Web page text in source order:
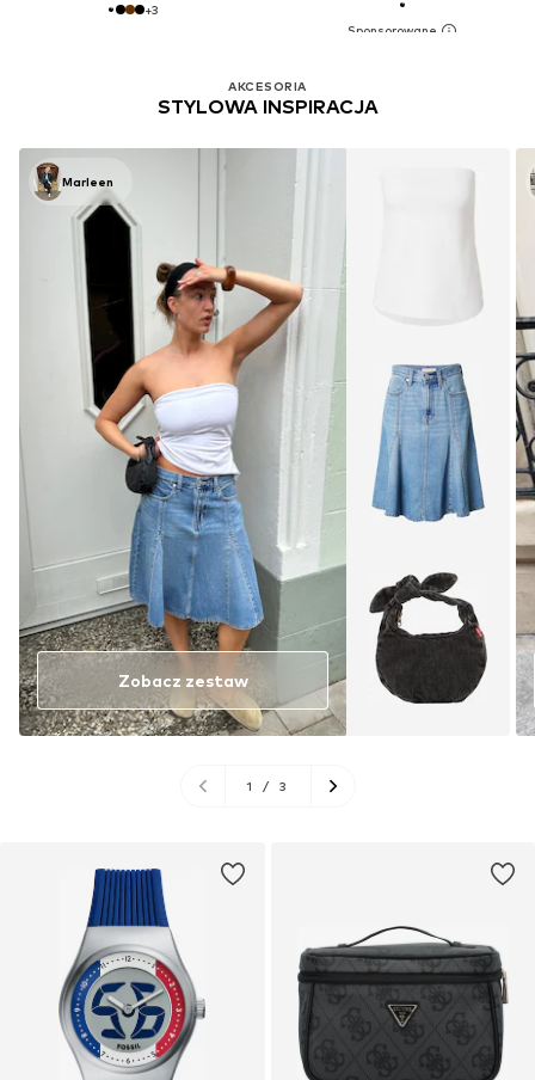
+3
AKCESORIA
STYLOWA INSPIRACJA
Marleen
Zobacz zestaw
1 / 3